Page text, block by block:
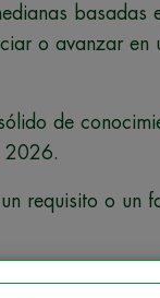
basadas
o avanzar
de
2026.
requisito o un